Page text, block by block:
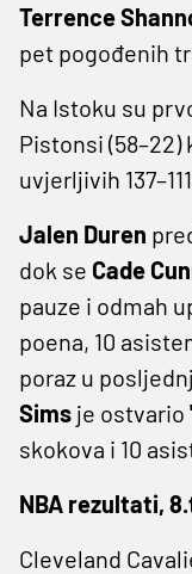
Terrence
pet pogođenih
Na Istoku su
Pistonsi
uvjerljivih
Jalen Duren
dok se Cade
pauze i odmah
poena, 10
poraz u
Sims je ostvario
skokova i 10
NBA rezultati,
Cleveland